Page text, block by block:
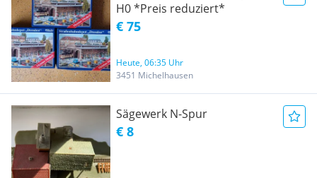
H0 *Preis reduziert*
€ 75
Heute, 06:35 Uhr
3451 Michelhausen
Sägewerk N-Spur
€ 8